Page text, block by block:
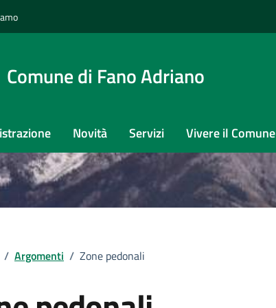
Comune di Fano Adriano
Novità Servizi Vivere il Comune
/ Argomenti / Zone pedonali